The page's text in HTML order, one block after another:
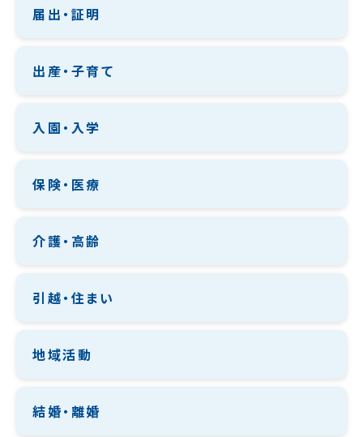
届出・証明
出産・子育て
入園・入学
保険・医療
介護・高齢
引越・住まい
地域活動
結婚・離婚